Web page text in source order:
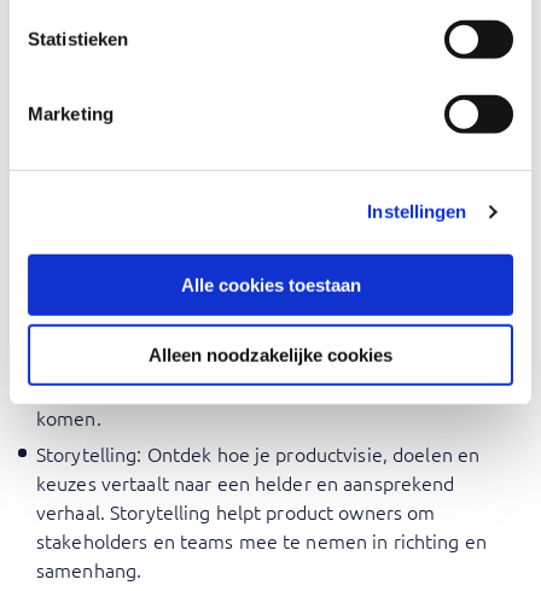
Statistieken
Marketing
Instellingen
Alle cookies toestaan
Alleen noodzakelijke cookies
Naast vakinhoudelijke kennis vraagt de rol van product
owner sterke communicatieve en organisatorische
maakt afwegingen onder druk en moet richting en keuzes
helder kunnen overbrengen.
Must-have personal skills-trainingen
Realistisch overtuigen
: In deze training leer je hoe je
wanneer belangen uiteenlopen. De training helpt je
ook om argumenten helder te onderbouwen en
weerstand op een constructieve manier tegemoet te
komen.
Storytelling: Ontdek hoe je productvisie, doelen en
keuzes vertaalt naar een helder en aansprekend
verhaal. Storytelling helpt product owners om
stakeholders en teams mee te nemen in richting en
samenhang.